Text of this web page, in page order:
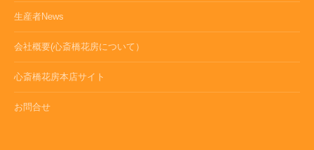
生産者News
会社概要(心斎橋花房について）
心斎橋花房本店サイト
お問合せ